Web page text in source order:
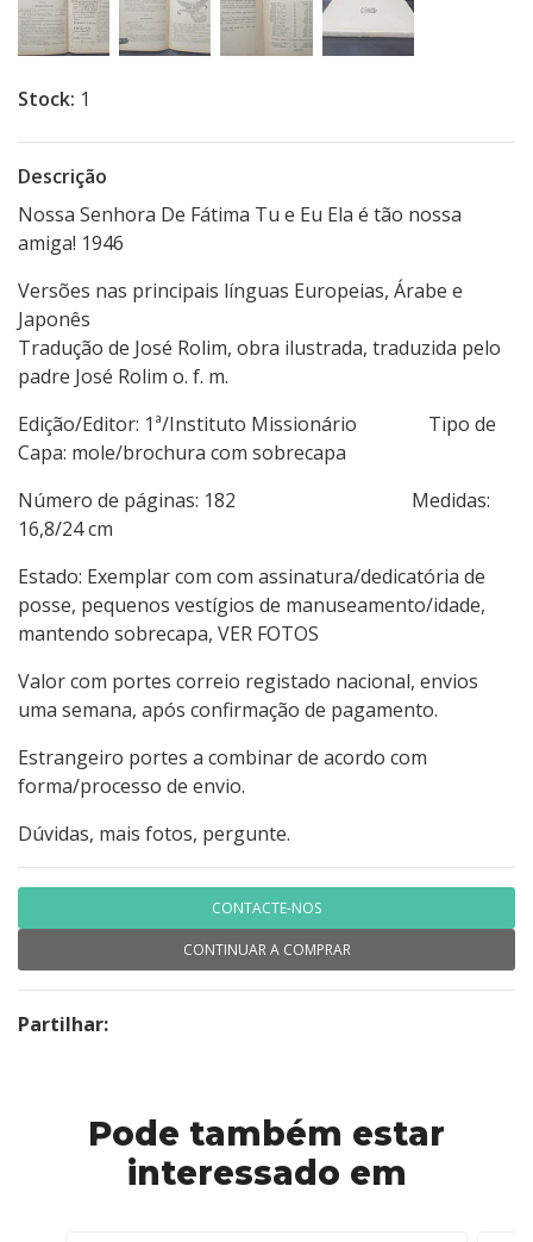
Stock: 1
Descrição
Nossa Senhora De Fátima Tu e Eu Ela é tão nossa
amiga! 1946
Versões nas principais línguas Europeias, Árabe e
Japonês
Tradução de José Rolim, obra ilustrada, traduzida pelo
padre José Rolim o. f. m.
Edição/Editor: 1ª/Instituto Missionário Tipo de
Capa: mole/brochura com sobrecapa
Número de páginas: 182 Medidas:
16,8/24 cm
Estado: Exemplar com com assinatura/dedicatória de
posse, pequenos vestígios de manuseamento/idade,
mantendo sobrecapa, VER FOTOS
Valor com portes correio registado nacional, envios
uma semana, após confirmação de pagamento.
Estrangeiro portes a combinar de acordo com
forma/processo de envio.
Dúvidas, mais fotos, pergunte.
CONTACTE-NOS
CONTINUAR A COMPRAR
Partilhar:
Pode também estar
interessado em